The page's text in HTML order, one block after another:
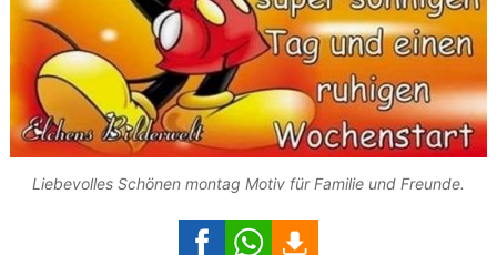
Liebevolles Schönen montag Motiv für Familie und Freunde.